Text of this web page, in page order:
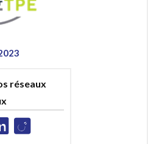
réseaux